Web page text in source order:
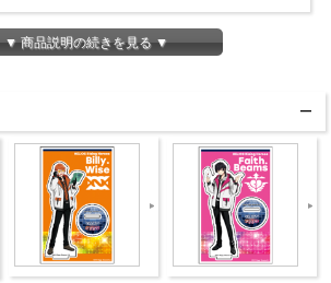
商品紹介
Heroes ラジオ マンデーナイトヒー
念した描き下ろしイラストを使用
ル2枚セットです。
商品詳細
DETAIL
▼ 商品説明の続きを見る ▼